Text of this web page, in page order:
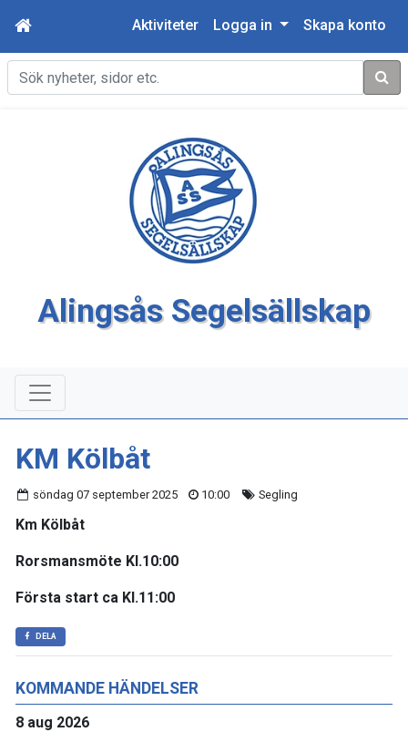
Aktiviteter Logga in Skapa konto
Sök
Alingsås Segelsällskap
KOMMANDE HÄNDELSER
8 aug 2026
KM Kölbåt
söndag 07 september 2025 10:00 Segling
Km Kölbåt
Rorsmansmöte Kl.10:00
Första start ca Kl.11:00
DELA